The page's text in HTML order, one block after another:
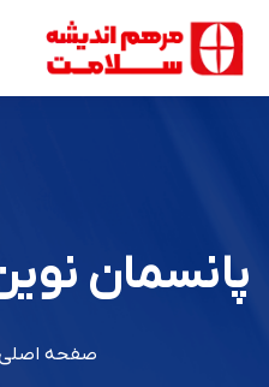
پانسمان نوین
صفحه اصلی